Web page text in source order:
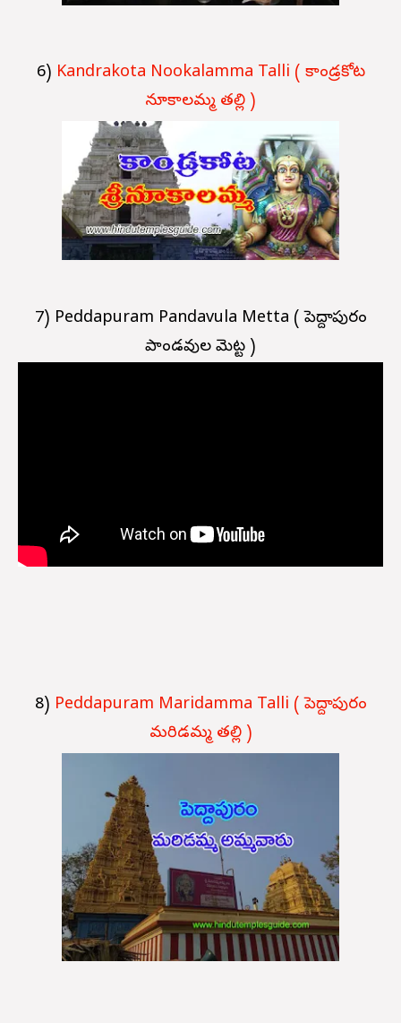
6) Kandrakota Nookalamma Talli ( కాండ్రకోట
నూకాలమ్మ తల్లి )
7) Peddapuram Pandavula Metta ( పెద్దాపురం
పాండవుల మెట్ట )
8) Peddapuram Maridamma Talli ( పెద్దాపురం
మరిడమ్మ తల్లి )